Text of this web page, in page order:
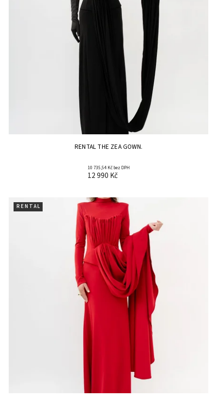
RENTAL THE ZEA GOWN.
10 735,54 Kč bez DPH
12 990 Kč
R E N T A L